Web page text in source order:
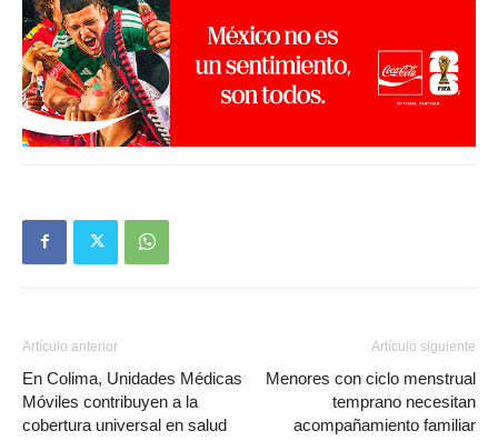
Artículo anterior
En Colima, Unidades Médicas
Móviles contribuyen a la
cobertura universal en salud
Artículo siguiente
Menores con ciclo menstrual
temprano necesitan
acompañamiento familiar